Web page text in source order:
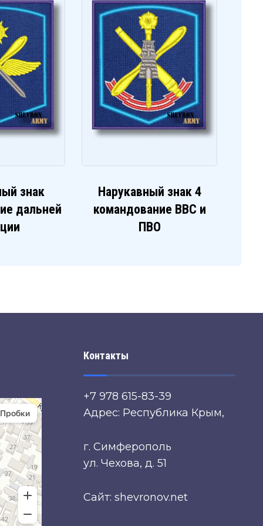
знак
дальней
Нарукавный знак 4
командование ВВС и
ПВО
Контакты
+7 978 615-83-39
Адрес: Республика Крым,
г. Симферополь
ул. Чехова, д. 51
Сайт: shevronov.net